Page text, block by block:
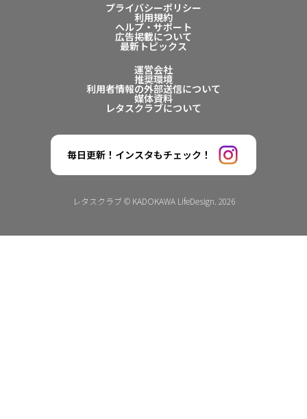
プライバシーポリシー
利用規約
ヘルプ・サポート
広告掲載について
最新トピックス
運営会社
推奨環境
利用者情報の外部送信について
媒体資料
レタスクラブについて
毎日更新！インスタもチェック！
レタスクラブ © KADOKAWA LifeDesign. 2026